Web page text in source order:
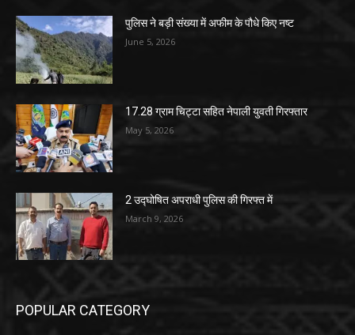
पुलिस ने बड़ी संख्या में अफीम के पौधे किए नष्ट
June 5, 2026
17.28 ग्राम चिट्टा सहित नेपाली युवती गिरफ्तार
May 5, 2026
2 उद्घोषित अपराधी पुलिस की गिरफ्त में
March 9, 2026
POPULAR CATEGORY